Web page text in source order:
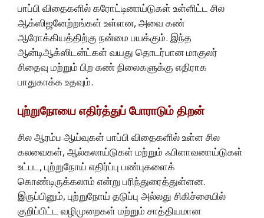
பாப்பி விதைகளில் கரோட்டினாய்டுகள் உள்ளிட்ட சில
ஆக்ஸிஜனேற்றங்கள் உள்ளன, அவை கண்
ஆரோக்கியத்திற்கு நன்மை பயக்கும். இந்த
ஆன்டிஆக்ஸிடன்ட்கள் வயது தொடர்பான மாகுலர்
சிதைவு மற்றும் பிற கண் நிலைகளுக்கு எதிராக
பாதுகாக்க உதவும்.
புற்றுநோயை எதிர்த்துப் போராடும் திறன்
சில ஆரம்ப ஆய்வுகள் பாப்பி விதைகளில் உள்ள சில
கலவைகள், ஆல்கலாய்டுகள் மற்றும் ஃபிளாவனாய்டுகள்
உட்பட, புற்றுநோய் எதிர்ப்பு பண்புகளைக்
கொண்டிருக்கலாம் என்று பரிந்துரைத்துள்ளன.
இருப்பினும், புற்றுநோய் தடுப்பு அல்லது சிகிச்சையில்
குறிப்பிட்ட வழிமுறைகள் மற்றும் சாத்தியமான